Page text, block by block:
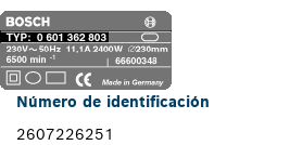
Número de identificación
2607226251